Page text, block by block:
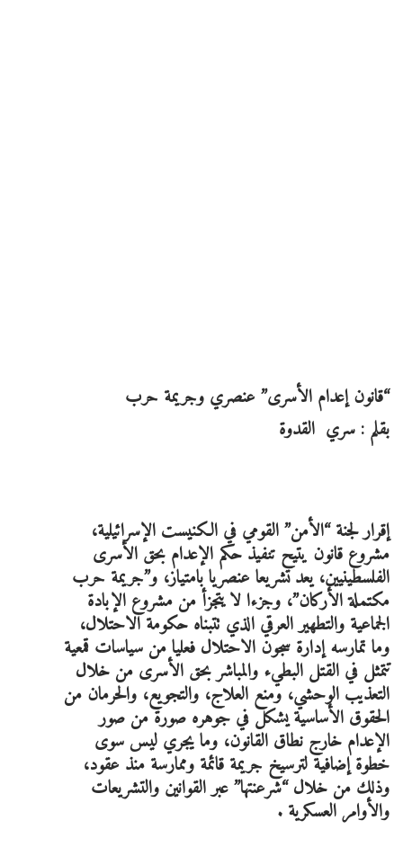
“قانون إعدام الأسرى” عنصري وجريمة حرب
بقلم : سري القدوة
إقرار لجنة “الأمن” القومي في الكنيست الإسرائيلية،
مشروع قانون يتيح تنفيذ حكم الإعدام بحق الأسرى
الفلسطينيين، يعد تشريعا عنصريا بامتياز، و”جريمة حرب
مكتملة الأركان”، وجزءا لا يتجزأ من مشروع الإبادة
الجماعية والتطهير العرقي الذي تتبناه حكومة الاحتلال،
وما تمارسه إدارة سجون الاحتلال فعليا من سياسات قمعية
تتمثل في القتل البطيء والمباشر بحق الأسرى من خلال
التعذيب الوحشي، ومنع العلاج، والتجويع، والحرمان من
الحقوق الأساسية يشكل في جوهره صورة من صور
الإعدام خارج نطاق القانون، وما يجري ليس سوى
خطوة إضافية لترسيخ جريمة قائمة وممارسة منذ عقود،
وذلك من خلال “شرعنتها” عبر القوانين والتشريعات
والأوامر العسكرية .